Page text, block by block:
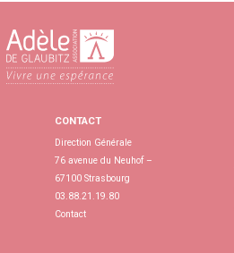
CONTACT
Direction Générale
76 avenue du Neuhof –
67100 Strasbourg
03.88.21.19.80
Contact